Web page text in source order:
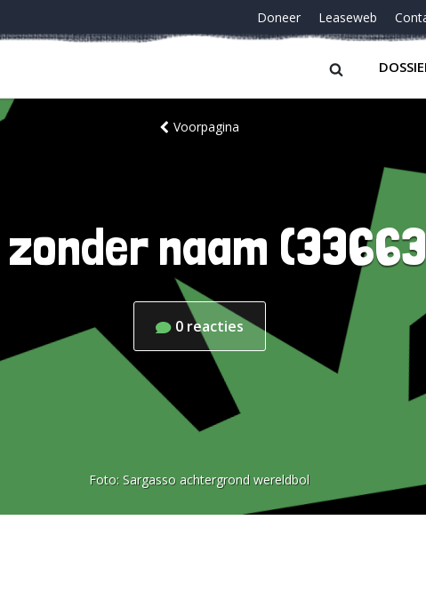
Doneer Leaseweb
Voorpagina
naam
0 reacties
Foto: Sargasso achtergrond wereldbol